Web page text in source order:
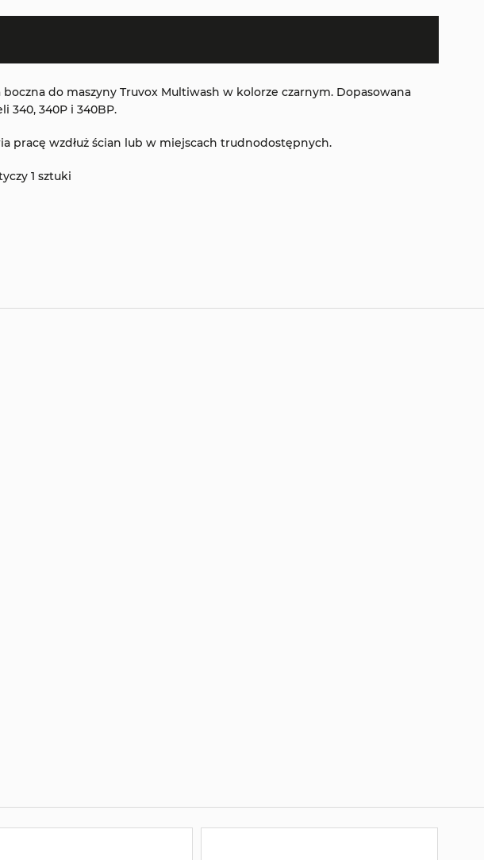
boczna do maszyny Truvox Multiwash w kolorze czarnym. Dopasowana
340, 340P i 340BP.
pracę wzdłuż ścian lub w miejscach trudnodostępnych.
1 sztuki